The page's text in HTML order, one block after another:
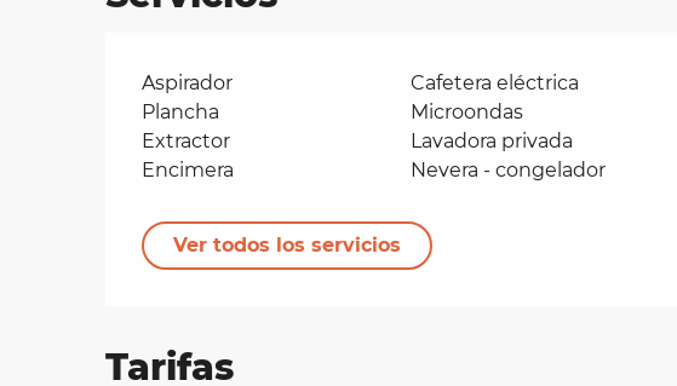
Aspirador Cafetera eléctrica
Plancha
Microondas
Extractor
Lavadora privada
Encimera
Nevera - congelador
Ver todos los servicios
Tarifas